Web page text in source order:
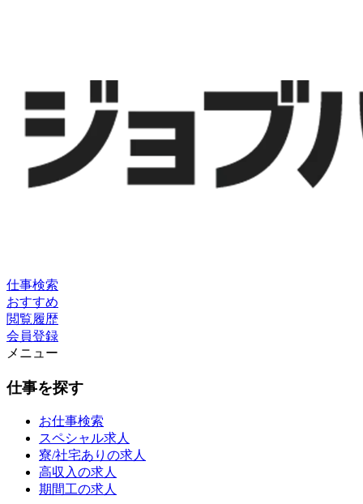
仕事検索
おすすめ
閲覧履歴
会員登録
メニュー
仕事を探す
お仕事検索
スペシャル求人
寮/社宅ありの求人
高収入の求人
期間工の求人